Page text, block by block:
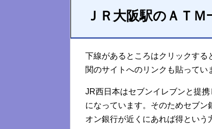
ＪＲ大阪駅のＡＴＭ
下線があるところはクリックす
関のサイトへのリンクも貼ってい
JR西日本はセブンイレブンと提
になっています。そのためセブン
オン銀行が近くにあれば得という